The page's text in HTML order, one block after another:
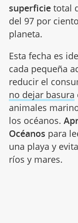
superficietotal
del 97 por
planeta.
Esta fecha es
cada pequeña
reducir el
no dejar basura
animales
los océanos.
Océanos para
una playa y
ríos y mares.